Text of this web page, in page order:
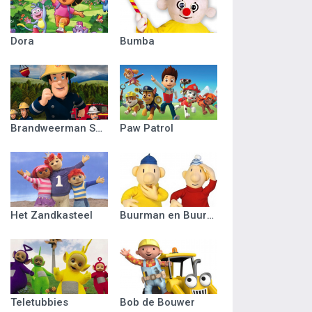
Dora Bumba
Brandweerman Sam Paw Patrol
Het Zandkasteel Buurman en Buurman
Teletubbies Bob de Bouwer